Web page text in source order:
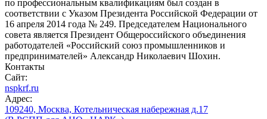
по профессиональным квалификациям был создан в
соответствии с Указом Президента Российской Федерации от
16 апреля 2014 года № 249. Председателем Национального
совета является Президент Общероссийского объединения
работодателей «Российский союз промышленников и
предпринимателей» Александр Николаевич Шохин.
Контакты
Сайт:
nspkrf.ru
Адрес:
109240, Москва, Котельническая набережная д.17